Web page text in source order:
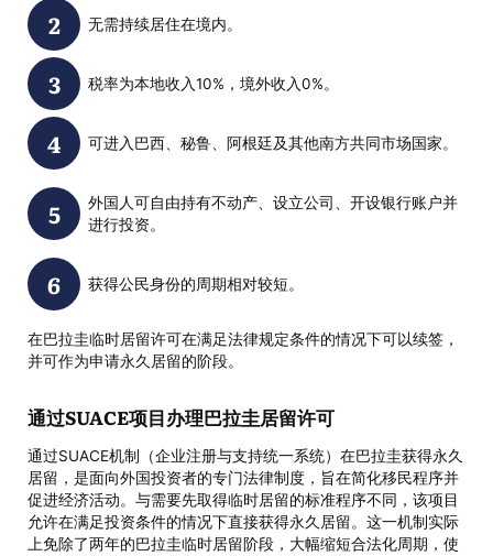
无需持续居住在境内。
税率为本地收入10%，境外收入0%。
可进入巴西、秘鲁、阿根廷及其他南方共同市场国家。
外国人可自由持有不动产、设立公司、开设银行账户并
进行投资。
获得公民身份的周期相对较短。
在巴拉圭临时居留许可在满足法律规定条件的情况下可以续签，
并可作为申请永久居留的阶段。
通过SUACE项目办理巴拉圭居留许可
通过SUACE机制（企业注册与支持统一系统）在巴拉圭获得永久
居留，是面向外国投资者的专门法律制度，旨在简化移民程序并
促进经济活动。与需要先取得临时居留的标准程序不同，该项目
允许在满足投资条件的情况下直接获得永久居留。这一机制实际
上免除了两年的巴拉圭临时居留阶段，大幅缩短合法化周期，使